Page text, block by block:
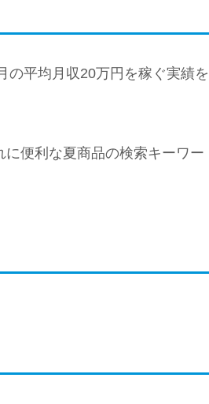
の平均月収20万円を稼ぐ実績を
便利な夏商品の検索キーワー